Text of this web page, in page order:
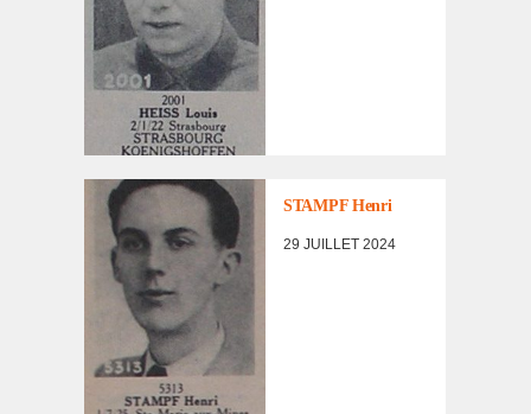
LISTE DES NON
RENTRÉS
STAMPF Henri
29 JUILLET 2024
PORTRAITS ,